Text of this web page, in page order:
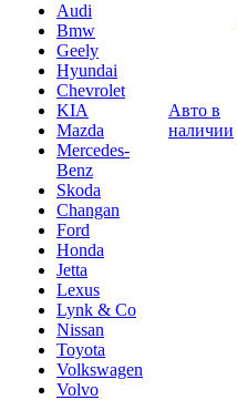
Audi
Bmw
Geely
Hyundai
Chevrolet
KIA
Mazda
Mercedes-
Benz
Skoda
Changan
Ford
Honda
Jetta
Lexus
Lynk & Co
Nissan
Toyota
Volkswagen
Volvo
Авто в
наличии